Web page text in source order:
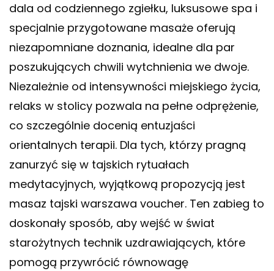
dala od codziennego zgiełku, luksusowe spa i
specjalnie przygotowane masaże oferują
niezapomniane doznania, idealne dla par
poszukujących chwili wytchnienia we dwoje.
Niezależnie od intensywności miejskiego życia,
relaks w stolicy pozwala na pełne odprężenie,
co szczególnie docenią entuzjaści
orientalnych terapii. Dla tych, którzy pragną
zanurzyć się w tajskich rytuałach
medytacyjnych, wyjątkową propozycją jest
masaz tajski warszawa voucher. Ten zabieg to
doskonały sposób, aby wejść w świat
starożytnych technik uzdrawiających, które
pomogą przywrócić równowagę